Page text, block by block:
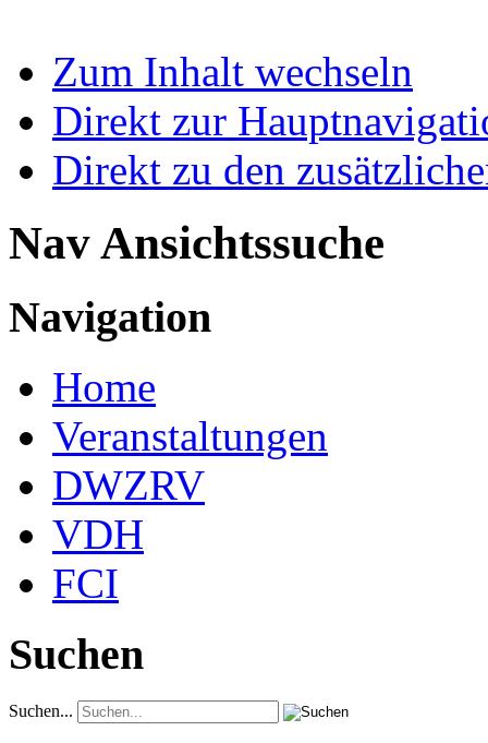
Zum Inhalt wechseln
Direkt zur
Direkt zu den
Nav Ansichtssuche
Navigation
Home
Veranstaltungen
DWZRV
VDH
FCI
Suchen
Suchen...